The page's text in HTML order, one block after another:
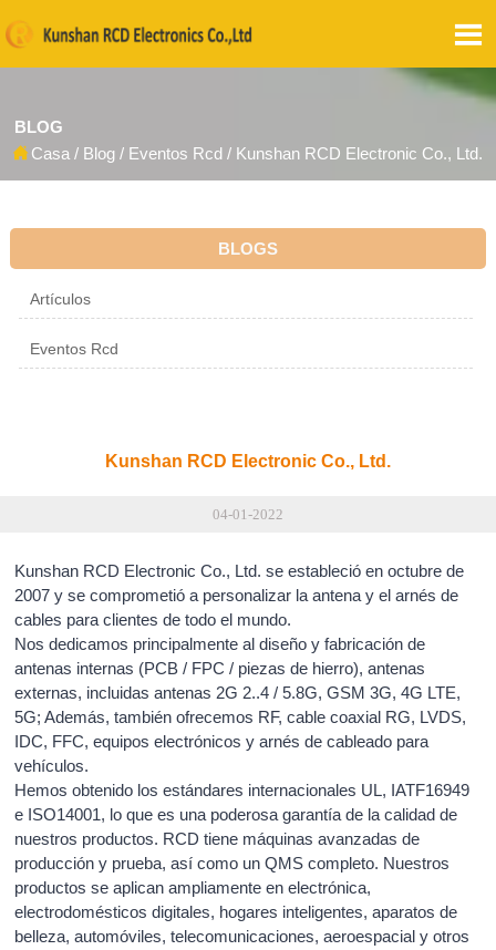

BLOG
Casa / Blog / Eventos Rcd / Kunshan RCD Electronic Co., Ltd.
BLOGS
Artículos
Eventos Rcd
Kunshan RCD Electronic Co., Ltd.
04-01-2022
Kunshan RCD Electronic Co., Ltd. se estableció en octubre de
2007 y se comprometió a personalizar la antena y el arnés de
cables para clientes de todo el mundo.
Nos dedicamos principalmente al diseño y fabricación de
antenas internas (PCB / FPC / piezas de hierro), antenas
externas, incluidas antenas 2G 2..4 / 5.8G, GSM 3G, 4G LTE,
5G; Además, también ofrecemos RF, cable coaxial RG, LVDS,
IDC, FFC, equipos electrónicos y arnés de cableado para
vehículos.
Hemos obtenido los estándares internacionales UL, IATF16949
e ISO14001, lo que es una poderosa garantía de la calidad de
nuestros productos. RCD tiene máquinas avanzadas de
producción y prueba, así como un QMS completo. Nuestros
productos se aplican ampliamente en electrónica,
electrodomésticos digitales, hogares inteligentes, aparatos de
belleza, automóviles, telecomunicaciones, aeroespacial y otros